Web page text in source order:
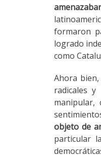
formaron
logrado
como
Ahora
radicales
manipular,
objeto de
particular